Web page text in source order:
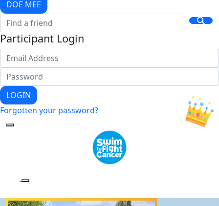
DOE MEE
Participant Login
LOGIN
Forgotten your password?